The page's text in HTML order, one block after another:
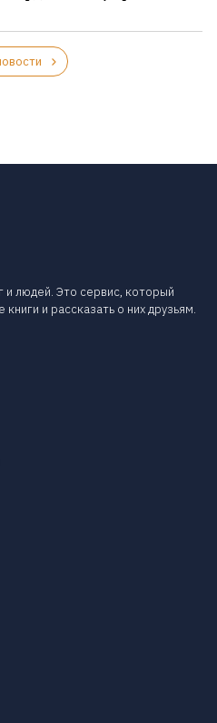
и людей. Это сервис, который
и рассказать о них друзьям.